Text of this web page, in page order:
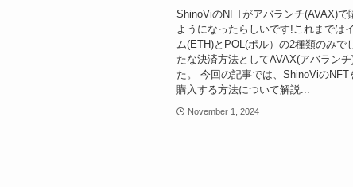
ShinoViのNFTがアバランチ(AVAX)で
ようになったらしいです!これまでは
ム(ETH)とPOL(ポル）の2種類のみで
たな決済方法としてAVAX(アバラン
た。 今回の記事では、ShinoViのNFT
購入する方法について解説...
November 1, 2024